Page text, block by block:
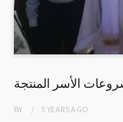
الأسر المنتجة
BY 5 YEARSAGO